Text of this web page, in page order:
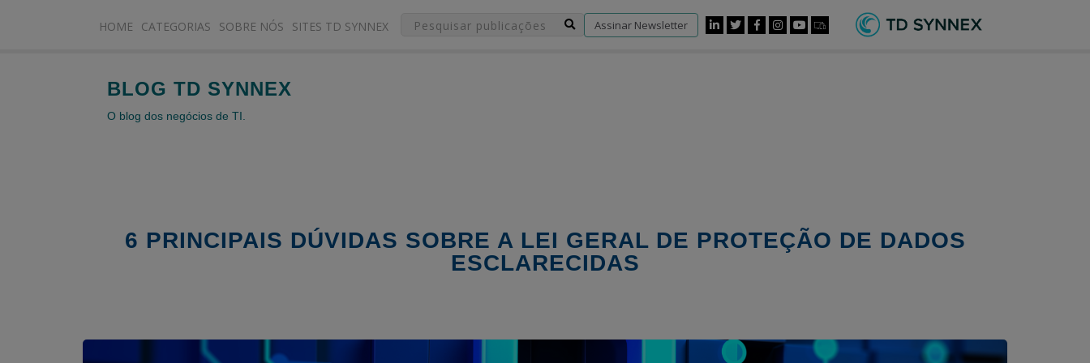
HOME CATEGORIAS SOBRE NÓS SITES TD SYNNEX Assinar Newsletter
BLOG TD SYNNEX
O blog dos negócios de TI.
6 PRINCIPAIS DÚVIDAS SOBRE A LEI GERAL DE PROTEÇÃO DE DADOS
ESCLARECIDAS